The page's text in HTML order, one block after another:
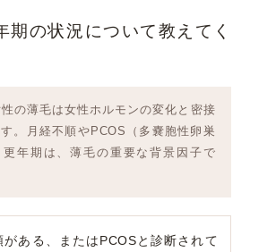
期の状況について教えてく
の薄毛は女性ホルモンの変化と密接
。月経不順やPCOS（多嚢胞性卵巣
年期は、薄毛の重要な背景因子で
がある、またはPCOSと診断されて